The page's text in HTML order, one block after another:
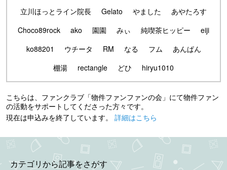
立川ほっとライン院長
Gelato やました
あやたろす
Choco89rock
ako 園園 みぃ 純喫茶ヒッピー
eiji
ko88201
ウチータ RM なる フム
あんぱん
棚湯
rectangle どひ hiryu1010
こちらは、ファンクラブ「物件ファンファンの会」にて物件ファン
の活動をサポートしてくださった方々です。
現在は申込みを終了しています。 詳細はこちら
カテゴリから記事をさがす